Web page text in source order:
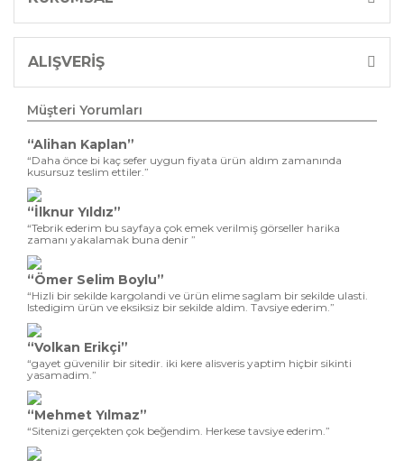
ALIŞVERİŞ
Müşteri Yorumları
“Alihan Kaplan”
“Daha önce bi kaç sefer uygun fiyata ürün aldım zamanında
kusursuz teslim ettiler.”
“İlknur Yıldız”
“Tebrik ederim bu sayfaya çok emek verilmiş görseller harika
zamanı yakalamak buna denir ”
“Ömer Selim Boylu”
“Hizli bir sekilde kargolandi ve ürün elime saglam bir sekilde ulasti.
Istedigim ürün ve eksiksiz bir sekilde aldim. Tavsiye ederim.”
“Volkan Erikçi”
“gayet güvenilir bir sitedir. iki kere alisveris yaptim hiçbir sikinti
yasamadim.”
“Mehmet Yılmaz”
“Sitenizi gerçekten çok beğendim. Herkese tavsiye ederim.”